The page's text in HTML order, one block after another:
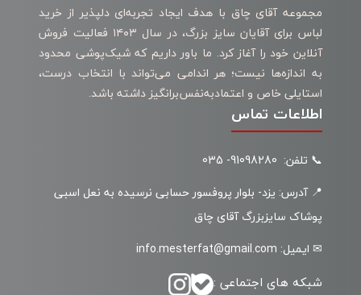
مجموعه آقای چاق با هدف ایجاد تجربه‌ای دلپذیر از خرید
لباس برای آقایان سایز بزرگ، در سال ۱۴۰۳ فعالیت فروش
آنلاین خود را آغاز کرد. ما باور داریم که شیک‌پوشی محدود
به اندازه‌ها نیست؛ هر اندامی می‌تواند با انتخاب درست،
استایلی خاص و اعتمادبه‌نفس‌برانگیز داشته باشد.
اطلاعات تماس
📞 تلفن: 91098280- 035
📍 آدرس: یزد- بلوار پروفسور حسابی نرسیده به نعل اسبی
پوشاک سایزبزرگ آقای چاق
✉ ایمیل: info.mesterfat@gmail.com
شبکه های اجتماعی :